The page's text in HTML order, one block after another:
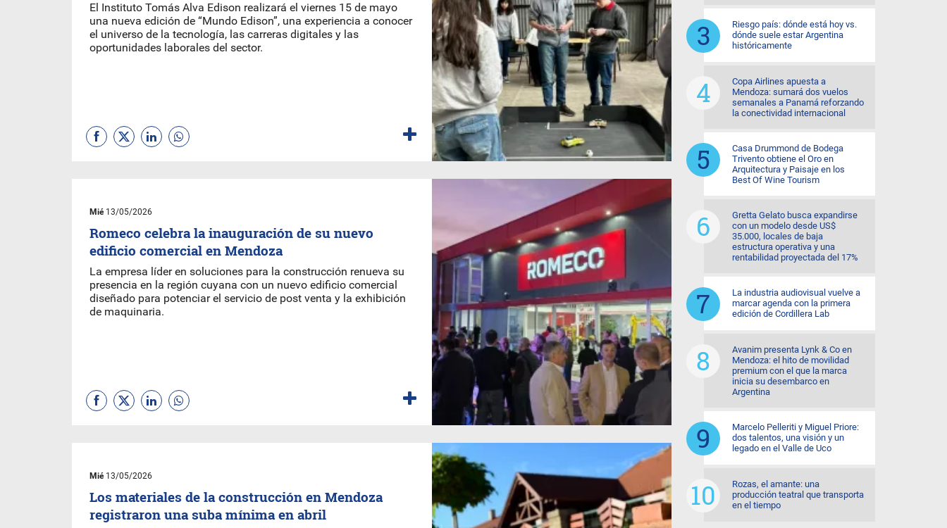
El Instituto Tomás Alva Edison realizará el viernes 15 de mayo
una nueva edición de “Mundo Edison”, una experiencia a conocer
el universo de la tecnología, las carreras digitales y las
oportunidades laborales del sector.
Mié13/05/2026
Romeco celebra la inauguración de su nuevo
edificio comercial en Mendoza
La empresa líder en soluciones para la construcción renueva su
presencia en la región cuyana con un nuevo edificio comercial
diseñado para potenciar el servicio de post venta y la exhibición
de maquinaria.
Mié13/05/2026
Los materiales de la construcción en Mendoza
registraron una suba mínima en abril
Riesgo país: dónde está hoy vs.
dónde suele estar Argentina
históricamente
Copa Airlines apuesta a
Mendoza: sumará dos vuelos
semanales a Panamá reforzando
la conectividad internacional
Casa Drummond de Bodega
Trivento obtiene el Oro en
Arquitectura y Paisaje en los
Best Of Wine Tourism
Gretta Gelato busca expandirse
con un modelo desde US$
35.000, locales de baja
estructura operativa y una
rentabilidad proyectada del 17%
La industria audiovisual vuelve a
marcar agenda con la primera
edición de Cordillera Lab
Avanim presenta Lynk & Co en
Mendoza: el hito de movilidad
premium con el que la marca
inicia su desembarco en
Argentina
Marcelo Pelleriti y Miguel Priore:
dos talentos, una visión y un
legado en el Valle de Uco
Rozas, el amante: una
producción teatral que transporta
en el tiempo